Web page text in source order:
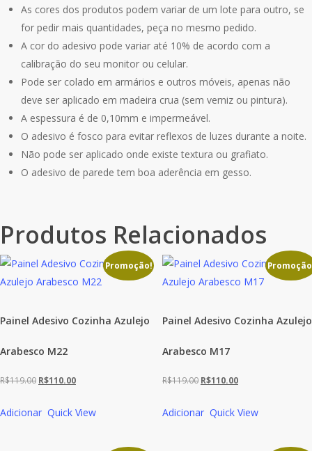
As cores dos produtos podem variar de um lote para outro, se
for pedir mais quantidades, peça no mesmo pedido.
A cor do adesivo pode variar até 10% de acordo com a
calibração do seu monitor ou celular.
Pode ser colado em armários e outros móveis, apenas não
deve ser aplicado em madeira crua (sem verniz ou pintura).
A espessura é de 0,10mm e impermeável.
O adesivo é fosco para evitar reflexos de luzes durante a noite.
Não pode ser aplicado onde existe textura ou grafiato.
O adesivo de parede tem boa aderência em gesso.
Produtos Relacionados
Promoção!
Painel Adesivo Cozinha Azulejo
Arabesco M22
R$119.00 O
original
R$110.00O
atual
Adicionar Quick View
Painel Adesivo Cozinha Azulejo
Arabesco M17
R$119.00 O
original
R$110.00O
atual
Adicionar Quick View